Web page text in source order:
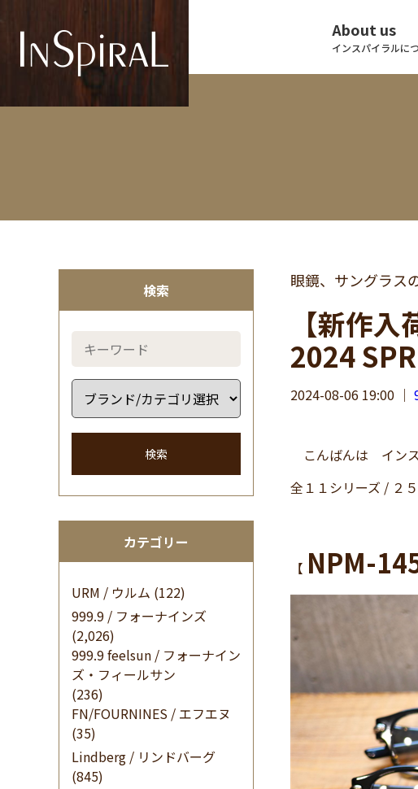
About us
インスパイラルに
検索
検索
カテゴリー
URM / ウルム (122)
999.9 / フォーナインズ
(2,026)
999.9 feelsun / フォーナイン
ズ・フィールサン
(236)
FN/FOURNINES / エフエヌ
(35)
Lindberg / リンドバーグ
(845)
眼鏡、サングラス
【新作
2024
2024-08-06 19:00 ｜
こんばんは インス
全１１シリーズ / ２
【 NPM-